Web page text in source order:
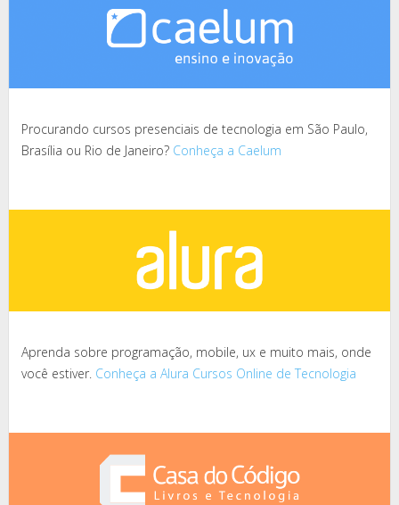
Procurando cursos presenciais de tecnologia em São Paulo,
Brasília ou Rio de Janeiro? Conheça a Caelum
Aprenda sobre programação, mobile, ux e muito mais, onde
você estiver. Conheça a Alura Cursos Online de Tecnologia